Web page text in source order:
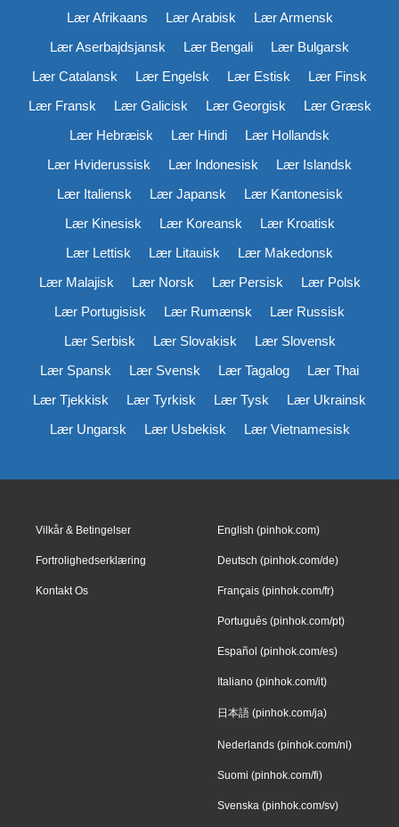
Lær Afrikaans Lær Arabisk
Lær Armensk
Lær Aserbajdsjansk
Lær Bengali
Lær Bulgarsk
Lær Catalansk
Lær Engelsk Lær Estisk
Lær Finsk
Lær Fransk
Lær Galicisk Lær Georgisk
Lær Græsk
Lær Hebræisk
Lær Hindi
Lær Hollandsk
Lær Hviderussisk
Lær Indonesisk
Lær Islandsk
Lær Italiensk
Lær Japansk
Lær Kantonesisk
Lær Kinesisk
Lær Koreansk
Lær Kroatisk
Lær Lettisk
Lær Litauisk
Lær Makedonsk
Lær Malajisk
Lær Norsk Lær Persisk
Lær Polsk
Lær Portugisisk
Lær Rumænsk
Lær Russisk
Lær Serbisk
Lær Slovakisk
Lær Slovensk
Lær Spansk
Lær Svensk Lær Tagalog
Lær Thai
Lær Tjekkisk
Lær Tyrkisk Lær Tysk
Lær Ukrainsk
Lær Ungarsk
Lær Usbekisk Lær Vietnamesisk
Vilkår & Betingelser
Fortrolighedserklæring
Kontakt Os
English (pinhok.com)
Deutsch (pinhok.com/de)
Français (pinhok.com/fr)
Português (pinhok.com/pt)
Español (pinhok.com/es)
Italiano (pinhok.com/it)
日本語 (pinhok.com/ja)
Nederlands (pinhok.com/nl)
Suomi (pinhok.com/fi)
Svenska (pinhok.com/sv)